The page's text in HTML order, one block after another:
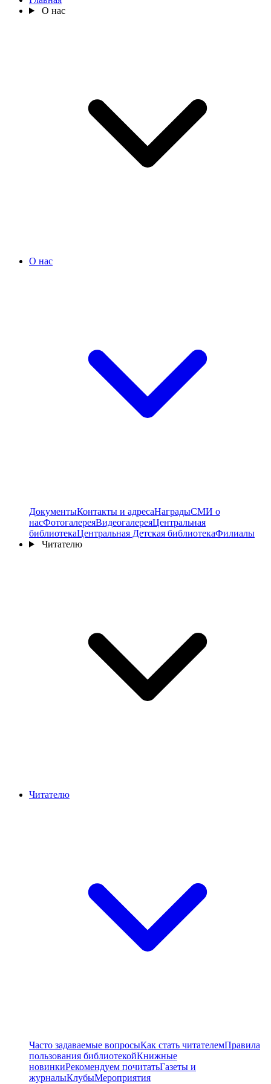
О нас
О нас
ДокументыКонтакты и адресаНаградыСМИ о
насФотогалереяВидеогалереяЦентральная
библиотекаЦентральная Детская библиотекаФилиалы
Читателю
Читателю
Часто задаваемые вопросыКак стать читателемПравила
пользования библиотекойКнижные
новинкиРекомендуем почитатьГазеты и
журналыКлубыМероприятия